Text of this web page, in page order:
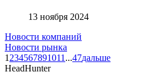
13 ноября 2024
Новости компаний
Новости рынка
1 234567891011 ...47дальше
HeadHunter